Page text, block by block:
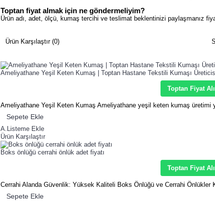
Toptan fiyat almak için ne göndermeliyim?
Ürün adı, adet, ölçü, kumaş tercihi ve teslimat beklentinizi paylaşmanız
Ürün Karşılaştır (0)
Ameliyathane Yeşil Keten Kumaş | Toptan Hastane Tekstili Kumaşı
Toptan Fiyat
Ameliyathane Yeşil Keten Kumaş Ameliyathane yeşil keten kumaş üretimi
Sepete Ekle
A.Listeme Ekle
Ürün Karşılaştır
Boks önlüğü cerrahi önlük adet fiyatı
Toptan Fiyat
Cerrahi Alanda Güvenlik: Yüksek Kaliteli Boks Önlüğü ve Cerrahi Önlükler
Sepete Ekle